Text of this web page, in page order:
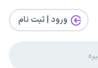
ورود | ثبت‌ نام